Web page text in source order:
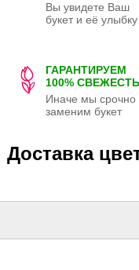
Вы увидете Ваш
букет и её улыбку
ГАРАНТИРУЕМ
100% СВЕЖЕСТЬ
Иначе мы срочно
заменим букет
Доставка